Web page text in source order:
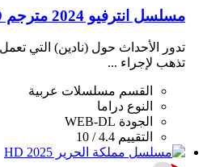
مسلسل انترفيو 2024 مترجم HD
تدور الأحداث حول (نادين) التي
تذهب ﻹجراء ...
القسم مسلسلات عربية
النوع دراما
الجودة WEB-DL
التقييم 4.4 / 10